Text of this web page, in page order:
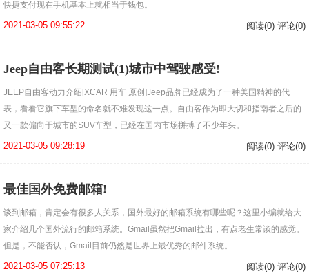
快捷支付现在手机基本上就相当于钱包。
2021-03-05 09:55:22 阅读(0) 评论(0)
Jeep自由客长期测试(1)城市中驾驶感受!
JEEP自由客动力介绍[XCAR 用车 原创]Jeep品牌已经成为了一种美国精神的代
表，看看它旗下车型的命名就不难发现这一点。自由客作为即大切和指南者之后的
又一款偏向于城市的SUV车型，已经在国内市场拼搏了不少年头。
2021-03-05 09:28:19 阅读(0) 评论(0)
最佳国外免费邮箱!
谈到邮箱，肯定会有很多人关系，国外最好的邮箱系统有哪些呢？这里小编就给大
家介绍几个国外流行的邮箱系统。Gmail虽然把Gmail拉出，有点老生常谈的感觉。
但是，不能否认，Gmail目前仍然是世界上最优秀的邮件系统。
2021-03-05 07:25:13 阅读(0) 评论(0)